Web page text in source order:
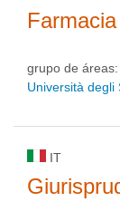
Farmacia
grupo de áreas:
Università degli
IT